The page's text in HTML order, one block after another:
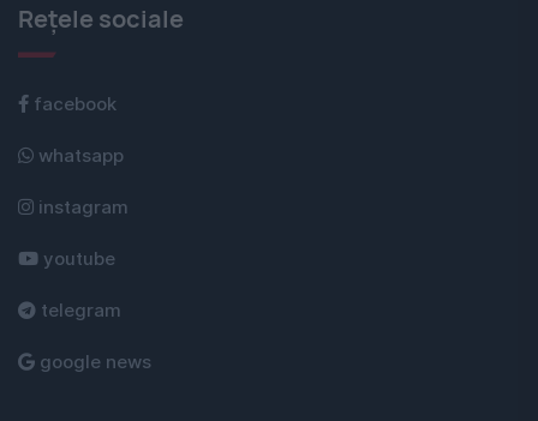
Rețele sociale
facebook
whatsapp
instagram
youtube
telegram
google news